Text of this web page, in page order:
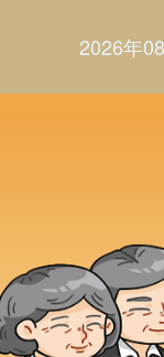
2026年